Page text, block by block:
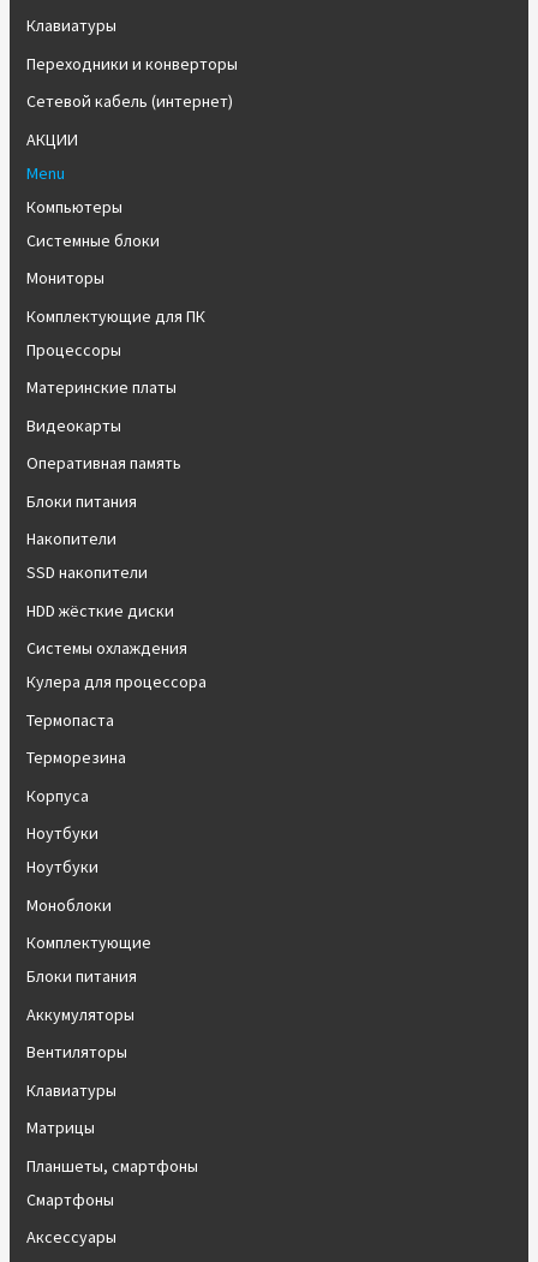
Клавиатуры
Переходники и конверторы
Сетевой кабель (интернет)
АКЦИИ
Menu
Компьютеры
Системные блоки
Мониторы
Комплектующие для ПК
Процессоры
Материнские платы
Видеокарты
Оперативная память
Блоки питания
Накопители
SSD накопители
HDD жёсткие диски
Системы охлаждения
Кулера для процессора
Термопаста
Терморезина
Корпуса
Ноутбуки
Ноутбуки
Моноблоки
Комплектующие
Блоки питания
Аккумуляторы
Вентиляторы
Клавиатуры
Матрицы
Планшеты, смартфоны
Смартфоны
Аксессуары